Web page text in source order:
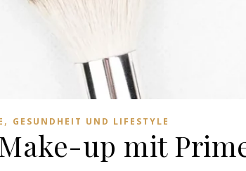
, GESUNDHEIT UND LIFESTYLE
up mit